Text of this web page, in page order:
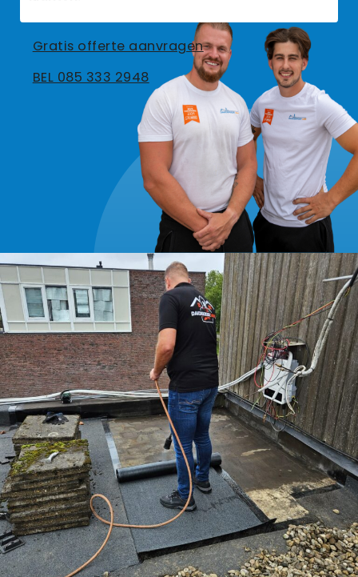
Gratis offerte aanvragen
BEL 085 333 2948